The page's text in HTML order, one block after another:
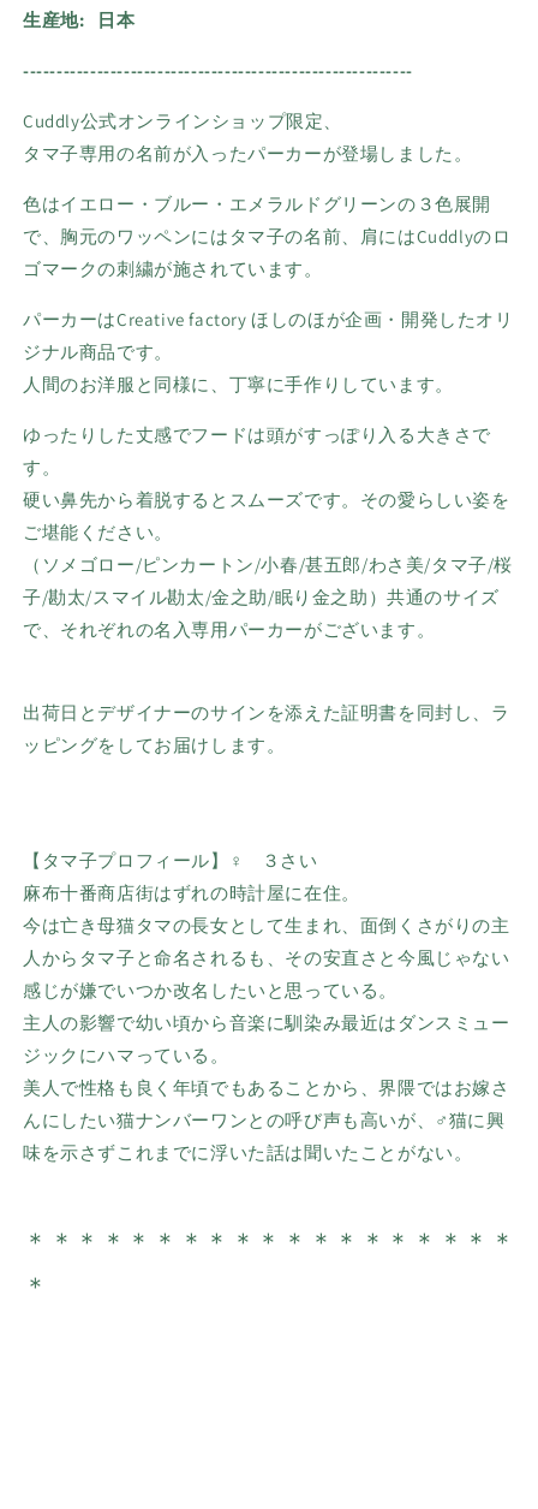
生産地: 日本
----------------------------------------------------------
Cuddly公式オンラインショップ限定、
タマ子専用の名前が入ったパーカーが登場しました。
色はイエロー・ブルー・エメラルドグリーンの３色展開
で、胸元のワッペンにはタマ子の名前、肩にはCuddlyのロ
ゴマークの刺繍が施されています。
パーカーはCreative factory ほしのほが企画・開発したオリ
ジナル商品です。
人間のお洋服と同様に、丁寧に手作りしています。
ゆったりした丈感でフードは頭がすっぽり入る大きさで
す。
硬い鼻先から着脱するとスムーズです。その愛らしい姿を
ご堪能ください。
（ソメゴロー/ピンカートン/小春/甚五郎/わさ美/タマ子/桜
子/勘太/スマイル勘太/金之助/眠り金之助）共通のサイズ
で、それぞれの名入専用パーカーがございます。
出荷日とデザイナーのサインを添えた証明書を同封し、ラ
ッピングをしてお届けします。
【タマ子プロフィール】
♀ ３さい
麻布十番商店街はずれの時計屋に在住。
今は亡き母猫タマの長女として生まれ、面倒くさがりの主
人からタマ子と命名されるも、その安直さと今風じゃない
感じが嫌でいつか改名したいと思っている。
主人の影響で幼い頃から音楽に馴染み最近はダンスミュー
ジックにハマっている。
美人で性格も良く年頃でもあることから、界隈ではお嫁さ
んにしたい猫ナンバーワンとの呼び声も高いが、♂猫に興
味を示さずこれまでに浮いた話は聞いたことがない。
＊＊＊＊＊＊＊＊ ＊＊＊＊＊＊ ＊ ＊＊＊＊
＊